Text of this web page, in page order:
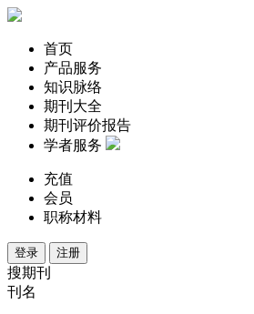
首页
产品服务
知识脉络
期刊大全
期刊评价报告
学者服务
充值
会员
职称材料
登录 注册
搜期刊
刊名